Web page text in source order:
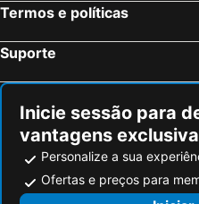
Termos e políticas
Suporte
Inicie sessão para
vantagens
Personalize a sua
Ofertas e preços para